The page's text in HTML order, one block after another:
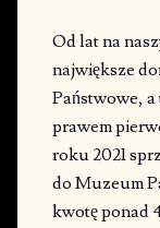
Od lat na
największe
Państwowe,
prawem
roku 2021
do Muzeum
kwotę ponad